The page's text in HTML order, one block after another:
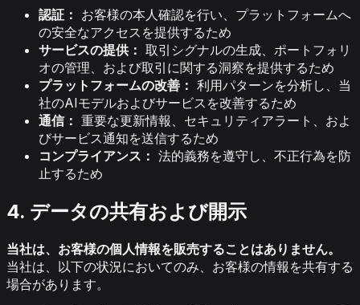
認証： お客様の本人確認を行い、プラットフォームへ
の安全なアクセスを提供するため
サービスの提供： 取引シグナルの生成、ポートフォリ
オの管理、および取引に関する洞察を提供するため
プラットフォームの改善： 利用パターンを分析し、当
社のAIモデルおよびサービスを改善するため
通信： 重要な更新情報、セキュリティアラート、およ
びサービス通知を送信するため
コンプライアンス： 法的義務を遵守し、不正行為を防
止するため
4. データの共有および開示
当社は、お客様の個人情報を販売することはありません。
当社は、以下の状況においてのみ、お客様の情報を共有する
場合があります。